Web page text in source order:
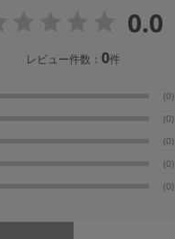
0.0
レビュー件数：0件
(0)
(0)
(0)
(0)
(0)